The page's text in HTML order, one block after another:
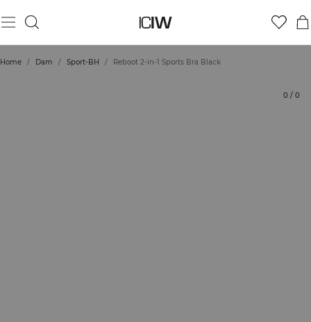
Home / Dam / Sport-BH / Reboot 2-in-1 Sports Bra Black
0 / 0